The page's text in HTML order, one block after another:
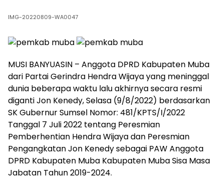
IMG-20220809-WA0047
MUSI BANYUASIN – Anggota DPRD Kabupaten Muba
dari Partai Gerindra Hendra Wijaya yang meninggal
dunia beberapa waktu lalu akhirnya secara resmi
diganti Jon Kenedy, Selasa (9/8/2022) berdasarkan
SK Gubernur Sumsel Nomor: 481/KPTS/I/2022
Tanggal 7 Juli 2022 tentang Peresmian
Pemberhentian Hendra Wijaya dan Peresmian
Pengangkatan Jon Kenedy sebagai PAW Anggota
DPRD Kabupaten Muba Kabupaten Muba Sisa Masa
Jabatan Tahun 2019-2024.